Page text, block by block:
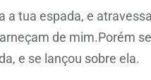
a tua espada, e
de mim.Porém
e se lançou sobre ela.